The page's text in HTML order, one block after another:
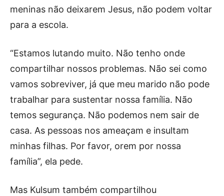
meninas não deixarem Jesus, não podem voltar
para a escola.
“Estamos lutando muito. Não tenho onde
compartilhar nossos problemas. Não sei como
vamos sobreviver, já que meu marido não pode
trabalhar para sustentar nossa família. Não
temos segurança. Não podemos nem sair de
casa. As pessoas nos ameaçam e insultam
minhas filhas. Por favor, orem por nossa
família”, ela pede.
Mas Kulsum também compartilhou